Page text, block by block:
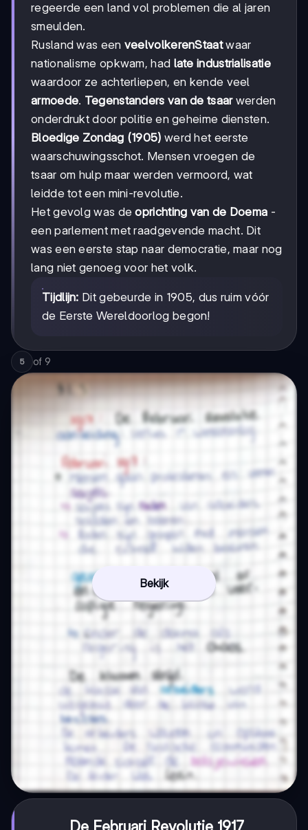
regeerde een land vol problemen die al jaren
smeulden.
Rusland was een veelvolkerenStaatwaar
nationalisme opkwam, had late industrialisatie
waardoor ze achterliepen, en kende veel
armoede. Tegenstanders van de tsaarwerden
onderdrukt door politie en geheime diensten.
Bloedige Zondag (1905) werd het eerste
waarschuwingsschot. Mensen vroegen de
tsaar om hulp maar werden vermoord, wat
leidde tot een mini-revolutie.
Het gevolg was deoprichting van de Doema -
een parlement met raadgevende macht. Dit
was een eerste stap naar democratie, maar nog
lang niet genoeg voor het volk.
Tijdlijn: Dit gebeurde in 1905, dus ruim vóór
de Eerste Wereldoorlog begon!
5 of 9
Bekijk